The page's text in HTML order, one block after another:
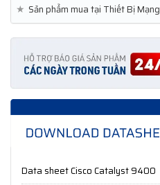
★ Sản phẩm mua tại Thiết Bị
Data sheet Cisco Catalyst 9400